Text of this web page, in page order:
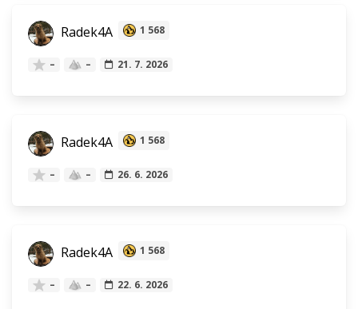
Radek4A 1 568
– – 21. 7. 2026
Radek4A 1 568
– – 26. 6. 2026
Radek4A 1 568
– – 22. 6. 2026